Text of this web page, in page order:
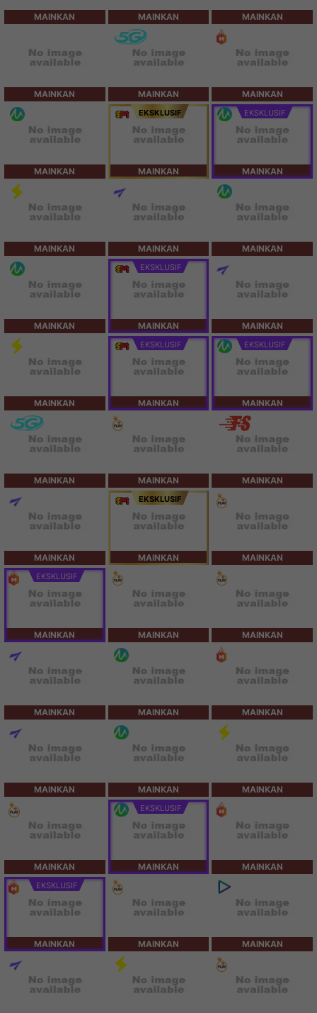
MAINKAN MAINKAN MAINKAN
MAINKAN MAINKAN MAINKAN
MAINKAN
EKSKLUSIF
MAINKAN
EKSKLUSIF
MAINKAN
MAINKAN MAINKAN MAINKAN
MAINKAN
EKSKLUSIF
MAINKAN MAINKAN
MAINKAN
EKSKLUSIF
MAINKAN
EKSKLUSIF
MAINKAN
MAINKAN MAINKAN MAINKAN
MAINKAN
EKSKLUSIF
MAINKAN MAINKAN
EKSKLUSIF
MAINKAN MAINKAN MAINKAN
MAINKAN MAINKAN MAINKAN
MAINKAN MAINKAN MAINKAN
MAINKAN
EKSKLUSIF
MAINKAN MAINKAN
EKSKLUSIF
MAINKAN MAINKAN MAINKAN